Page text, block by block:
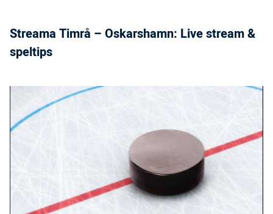
Streama Timrå – Oskarshamn: Live stream &
speltips